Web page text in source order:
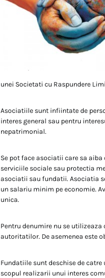
unei Societati cu Raspundere
Asociatiile sunt infiintate de
interes general sau pentru
nepatrimonial.
Se pot face asociatii care sa
serviciile sociale sau protectia
asociatii sau fundatii. Asociatia
un salariu minim pe economie.
unica.
Pentru denumire nu se
autoritatilor. De asemenea este
Fundatiile sunt deschise de
scopul realizarii unui interes